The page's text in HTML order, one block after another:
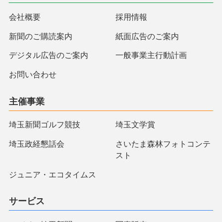
会社概要 採用情報
新聞のご購読案内 紙面広告のご案内
デジタル広告のご案内 一般事業主行動計画
お問い合わせ
主催事業
埼玉新聞ゴルフ競技 埼玉文学賞
埼玉政経懇話会
さいたま森林フォトコンテ
スト
ジュニア・エコタイムス
サービス